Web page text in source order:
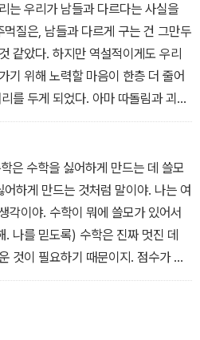
는 우리가 남들과 다르다는 사실을
질은, 남들과 다르게 구는 건 그만두
같았다. 하지만 역설적이게도 우리
기 위해 노력할 마음이 한층 더 줄어
를 두게 되었다. 아마 따돌림과 괴롭
의 악순환에 접어드신 것을 환영합니
은 수학을 싫어하게 만드는 데 쓸모
하게 만드는 것처럼 말이야. 나는 여
각이야. 수학이 뭐에 쓸모가 있어서
나를 믿도록) 수학은 진짜 멋진 데
것이 필요하기 때문이지. 점수가 좋
게 될 거야. 나는 여러분이 문제를
걸 알았으면 좋겠어.”